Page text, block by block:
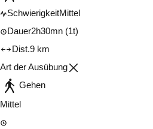
SchwierigkeitMittel
Dauer2h30mn (1t)
Dist.9 km
Art der Ausübung
Gehen
Mittel